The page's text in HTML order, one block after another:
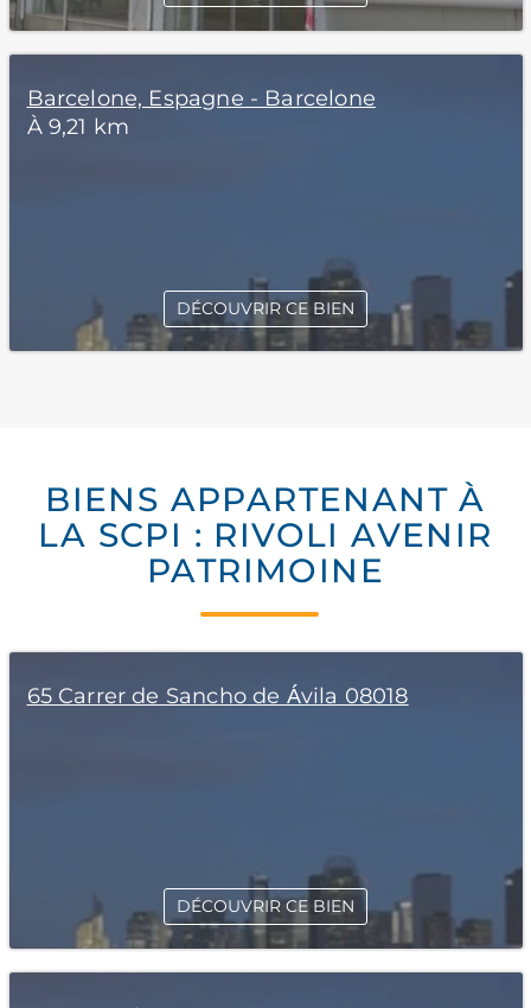
Barcelone, Espagne - Barcelone
À 9,21 km
DÉCOUVRIR CE BIEN
BIENS APPARTENANT À
LA SCPI : RIVOLI AVENIR
PATRIMOINE
65 Carrer de Sancho de Ávila 08018
DÉCOUVRIR CE BIEN